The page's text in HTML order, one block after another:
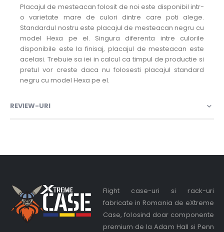
Placajul de mesteacan folosit de noi este disponibil intr-
o varietate mare de culori dintre care poti alege.
Standardul nostru este placajul de mesteacan negru cu
model Hexa pe el. Singura diferenta intre culorile
disponibile este la finisaj, placajul de mesteacan este
acelasi. Trebuie sa iei in calcul ca timpul de productie si
pretul vor creste daca nu folosesti placajul standard
negru cu model Hexa pe el.
REVIEW-URI
Flight case-uri si rack-uri
fabricate in Romania de eXtreme
Case, folosind doar componente
premium de la Adam Hall si Penn